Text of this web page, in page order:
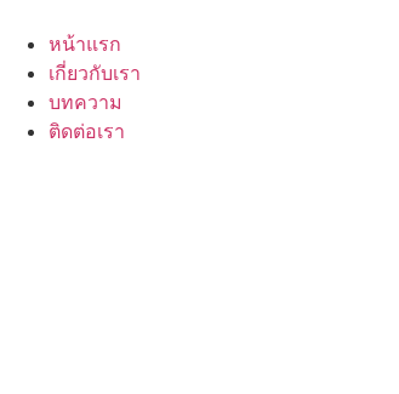
content
หน้าแรก
เกี่ยวกับเรา
บทความ
ติดต่อเรา